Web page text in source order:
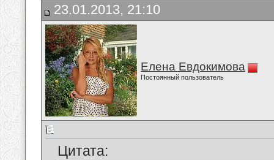
23.01.2013, 21:10
Елена Евдокимова
Постоянный пользователь
Цитата: